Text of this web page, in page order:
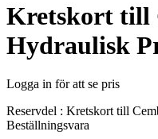
Kretskort till
Hydraulisk
Logga in för att se pris
Reservdel : Kretskort till
Beställningsvara